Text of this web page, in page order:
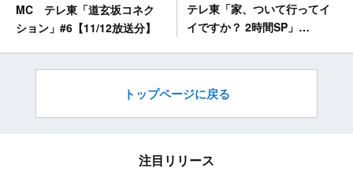
MC テレ東「道玄坂コネク
ション」#6【11/12放送分】
テレ東「家、ついて行ってイ
イですか？ 2時間SP」
トップページに戻る
注目リリース